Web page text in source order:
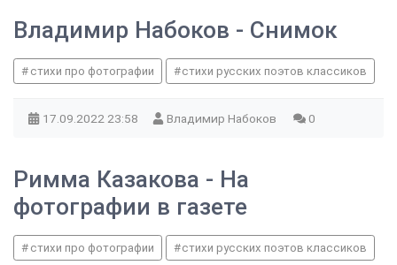
Владимир Набоков - Снимок
стихи про фотографии стихи русских поэтов классиков
17.09.2022 23:58 Владимир Набоков 0
Римма Казакова - На
фотографии в газете
стихи про фотографии стихи русских поэтов классиков